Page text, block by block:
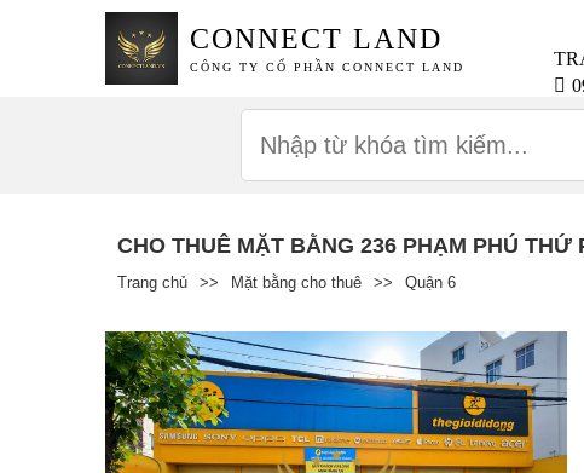
CONNECT LAND
CÔNG TY CỔ PHẦN CONNECT LAND
CHO THUÊ MẶT BẰNG 236 PHẠM PHÚ THỨ
Trang chủ >> Mặt bằng cho thuê >> Quận 6